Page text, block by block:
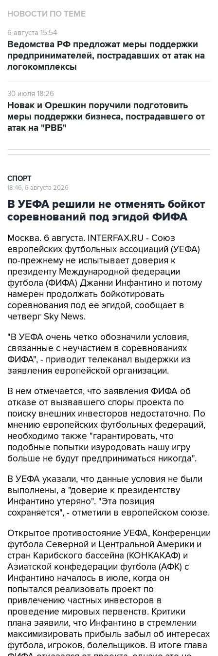
6 августа 15:54
предпринимателей, пострадавших от атак на
логокомплексы
меры поддержки бизнеса, пострадавшего от
атак на "РВБ"
В УЕФА решили не отменять бойкот
соревнований под эгидой ФИФА
Москва. 6 августа. INTERFAX.RU - Союз
по-прежнему не испытывает доверия к
президенту Международной федерации
футбола (ФИФА) Джанни Инфантино и потому
намерен продолжать бойкотировать
соревнования под ее эгидой, сообщает в
четверг Sky News.
"В УЕФА очень четко обозначили условия,
ФИФА", - приводит телеканал выдержки из
заявления европейской организации.
В нем отмечается, что заявления ФИФА об
поиску внешних инвесторов недостаточно. По
мнению европейских футбольных федераций,
необходимо также "гарантировать, что
подобные попытки изуродовать нашу игру
больше не будут предприниматься никогда".
В УЕФА указали, что данные условия не были
Инфантино утеряно". "Эта позиция
сохраняется", - отметили в европейском союзе.
Открытое противостояние УЕФА, Конференции
стран Карибского бассейна (КОНКАКАФ) и
Азиатской конфедерации футбола (АФК) с
Инфантино началось в июле, когда он
попытался реализовать проект по
привлечению частных инвесторов в
проведение мировых первенств. Критики
плана заявили, что Инфантино в стремлении
максимизировать прибыль забыл об интересах
футбола, игроков, болельщиков. В итоге глава
ФИФА отказался от проекта, однако это не
остановило его оппонентов, которые